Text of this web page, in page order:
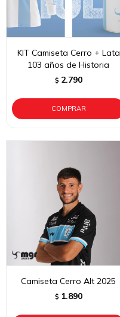
KIT Camiseta Cerro + Lata
103 años de Historia
$ 2.790
Camiseta Cerro Alt 2025
$ 1.890